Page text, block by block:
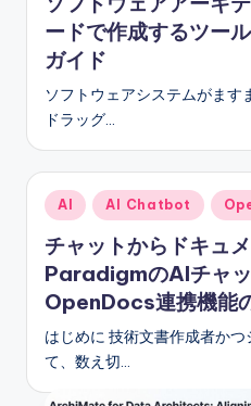
e
s
e
-
A
I,
S
o
f
t
w
ードで作成するツー
ガイド
ソフトウェアシステムがま
ドラッグ…
Posted
in
AI AI Chatbot
チャットからドキュ
ParadigmのAIチャ
OpenDocs連携機能
はじめに 技術文書作成者か
て、数え切…